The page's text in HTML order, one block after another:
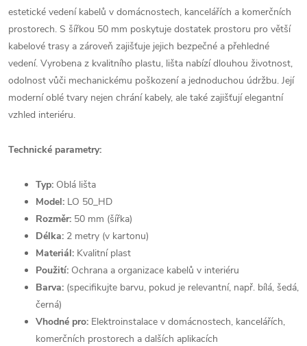
estetické vedení kabelů v domácnostech, kancelářích a komerčních
prostorech. S šířkou 50 mm poskytuje dostatek prostoru pro větší
kabelové trasy a zároveň zajišťuje jejich bezpečné a přehledné
vedení. Vyrobena z kvalitního plastu, lišta nabízí dlouhou životnost,
odolnost vůči mechanickému poškození a jednoduchou údržbu. Její
moderní oblé tvary nejen chrání kabely, ale také zajišťují elegantní
vzhled interiéru.
Technické parametry:
Typ: Oblá lišta
Model: LO 50_HD
Rozměr: 50 mm (šířka)
Délka: 2 metry (v kartonu)
Materiál: Kvalitní plast
Použití: Ochrana a organizace kabelů v interiéru
Barva: (specifikujte barvu, pokud je relevantní, např. bílá, šedá,
černá)
Vhodné pro: Elektroinstalace v domácnostech, kancelářích,
komerčních prostorech a dalších aplikacích